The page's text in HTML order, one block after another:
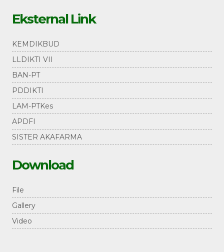
Eksternal Link
KEMDIKBUD
LLDIKTI VII
BAN-PT
PDDIKTI
LAM-PTKes
APDFI
SISTER AKAFARMA
Download
File
Gallery
Video